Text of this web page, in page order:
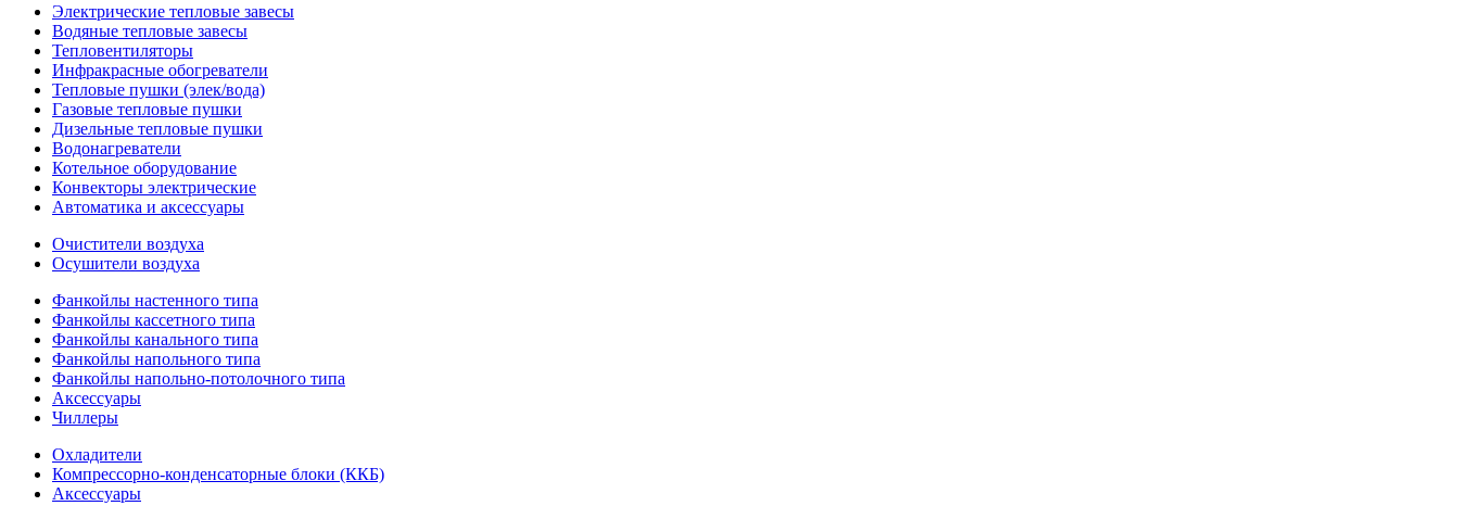
Электрические тепловые завесы
Водяные тепловые завесы
Тепловентиляторы
Инфракрасные обогреватели
Тепловые пушки (элек/вода)
Газовые тепловые пушки
Дизельные тепловые пушки
Водонагреватели
Котельное оборудование
Конвекторы электрические
Автоматика и аксессуары
Очистители воздуха
Осушители воздуха
Фанкойлы настенного типа
Фанкойлы кассетного типа
Фанкойлы канального типа
Фанкойлы напольного типа
Фанкойлы напольно-потолочного типа
Аксессуары
Чиллеры
Охладители
Компрессорно-конденсаторные блоки (ККБ)
Аксессуары